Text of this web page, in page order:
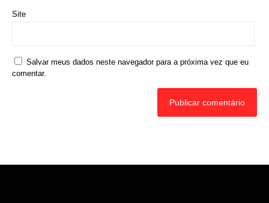
Site
Salvar meus dados neste navegador para a próxima vez que eu
comentar.